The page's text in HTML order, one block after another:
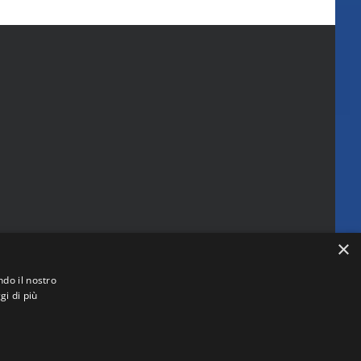
×
il nostro
di più